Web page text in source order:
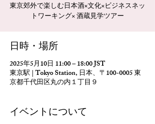
東京郊外で楽しむ日本酒×文化×ビジネスネッ
トワーキング× 酒蔵見学ツアー
日時・場所
2025年5月10日 11:00 – 18:00 JST
東京駅 | Tokyo Station, 日本、〒100-0005 東
京都千代田区丸の内１丁目９
イベントについて